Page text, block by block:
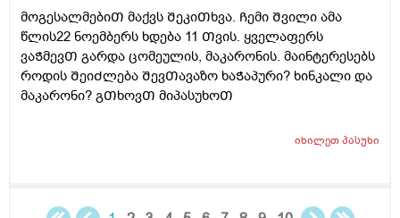
და წინააღმდეგობას აზრი არ აქვს.თვითონაც
განიცდის რომ ვუხსნი რა საფრთხისშემცველია
მსგავსი კვება,მაგრამ არ შეუძლია ჭამოს სხვა
რამ.მირჩიეთ როგორ მოვიქცე.კვების ფსიქოლოგი ამ
კუთხით თუ მუშაობს რომ ჩავრთო?
მოგესალმებიᲗ მაქვს ᲨეკიᲗხვა. Ჩემი Შვილი ამა
წლის22 ნოემბერს ხდება 11 Თვის. ყველაფერს
ვაᲭმევᲗ გარდა ცომეულის, მაკარონის. მაინტერესებს
როდის ᲨეიᲫლება ᲨევᲗავაზო ხაᲭაპური? ხინკალი და
მაკარონი? გᲗხოვᲗ მიპასუხოᲗ
იხილეთპასუხი